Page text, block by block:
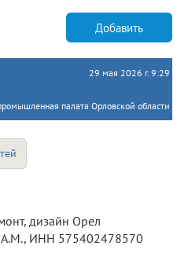
Добавить
29 мая 2026 г. 9:29
палата Орловской области
А.М., ИНН 575402478570